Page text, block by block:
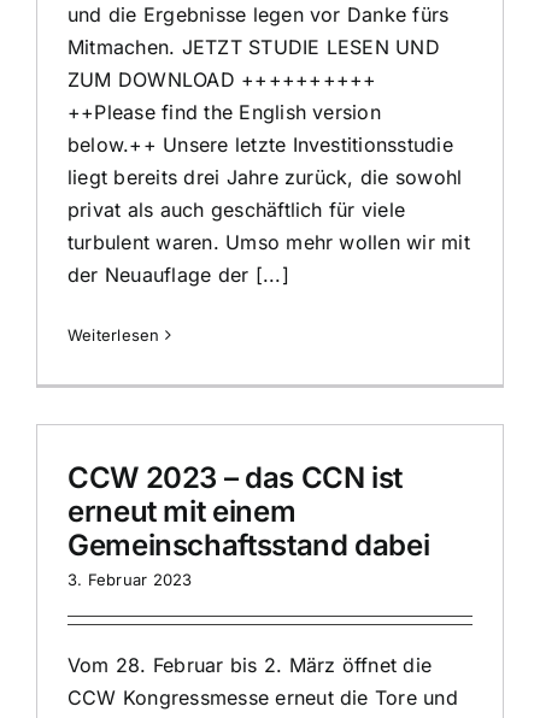
und die Ergebnisse legen vor Danke fürs
Mitmachen. JETZT STUDIE LESEN UND
ZUM DOWNLOAD ++++++++++
++Please find the English version
below.++ Unsere letzte Investitionsstudie
liegt bereits drei Jahre zurück, die sowohl
privat als auch geschäftlich für viele
turbulent waren. Umso mehr wollen wir mit
der Neuauflage der [...]
Weiterlesen
CCW 2023 – das CCN ist
erneut mit einem
Gemeinschaftsstand dabei
3. Februar 2023
Vom 28. Februar bis 2. März öffnet die
CCW Kongressmesse erneut die Tore und